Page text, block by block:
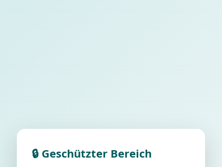
🔒 Geschützter Bereich